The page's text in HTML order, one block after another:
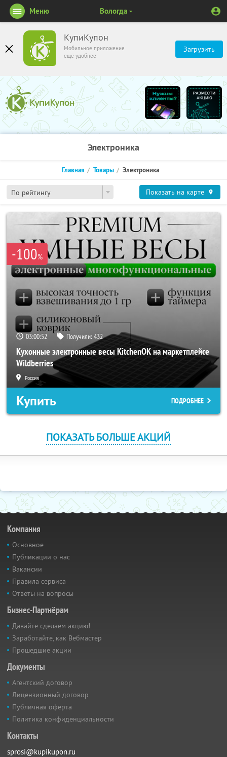
КупиКупон
Мобильное приложение
ещё удобнее
Загрузить
Меню Вологда
Электроника
По рейтингу
Главная Товары Электроника
Показать на карте
-100%
03:00:51 Получили:432
Кухонные электронные весы KitchenOK на маркетплейсе
Wildberries
Россия
Купить ПОДРОБНЕЕ
ПОКАЗАТЬ БОЛЬШЕ АКЦИЙ
Компания
Основное
Публикации о нас
Вакансии
Правила сервиса
Ответы на вопросы
Бизнес-Партнёрам
Давайте сделаем акцию!
Заработайте, как Вебмастер
Прошедшие акции
Документы
Агентский договор
Лицензионный договор
Публичная оферта
Политика конфиденциальности
Контакты
sprosi@kupikupon.ru